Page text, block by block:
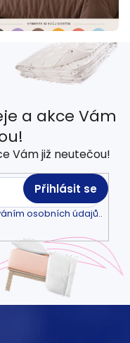
a akce Vám
Vám již neutečou!
osobních údajů..
Přihlásit se